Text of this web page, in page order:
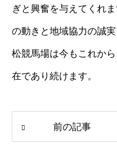
ぎと興奮を与えてくれ
の動きと地域協力の誠
松競馬場は今もこれか
在であり続けます。
前の記事